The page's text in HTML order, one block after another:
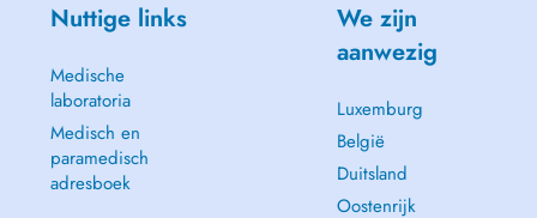
Nuttige links
Medische
laboratoria
Medisch en
paramedisch
adresboek
We zijn
aanwezig
Luxemburg
België
Duitsland
Oostenrijk